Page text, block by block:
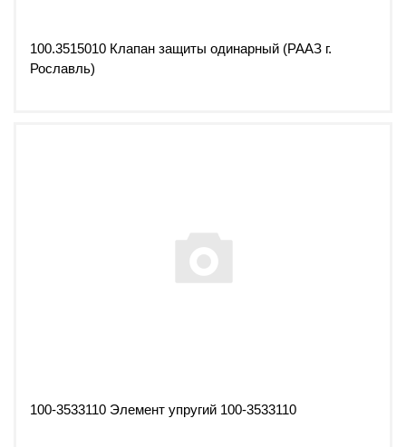
100.3515010 Клапан защиты одинарный (РААЗ г.
Рославль)
100-3533110 Элемент упругий 100-3533110